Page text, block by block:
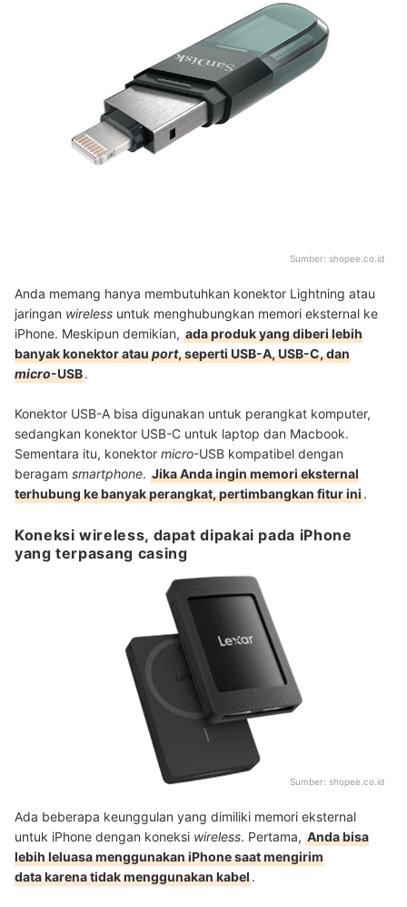
Sumber: shopee.co.id
Anda memang hanya membutuhkan konektor Lightning atau
jaringan wireless untuk menghubungkan memori eksternal ke
iPhone. Meskipun demikian, ada produk yang diberi lebih
banyak konektor atauport, seperti USB-A, USB-C, dan
micro-USB.
Konektor USB-A bisa digunakan untuk perangkat komputer,
sedangkan konektor USB-C untuk laptop dan Macbook.
Sementara itu, konektor micro-USB kompatibel dengan
beragam smartphone. Jika Anda ingin memori eksternal
terhubung ke banyak perangkat, pertimbangkan fitur ini.
Koneksi wireless, dapat dipakai pada iPhone
yang terpasang casing
Sumber: shopee.co.id
Ada beberapa keunggulan yang dimiliki memori eksternal
untuk iPhone dengan koneksi wireless. Pertama, Anda bisa
lebih leluasa menggunakan iPhone saat mengirim
data karena tidak menggunakan kabel.